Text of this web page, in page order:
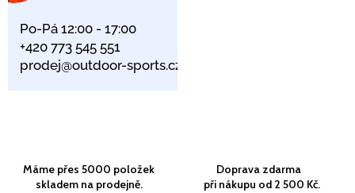
Po-Pá 12:00 - 17:00
+420 773 545 551
prodej@outdoor-sports.cz
Máme přes 5000 položek
skladem na prodejně.
Doprava zdarma
při nákupu od 2 500 Kč.